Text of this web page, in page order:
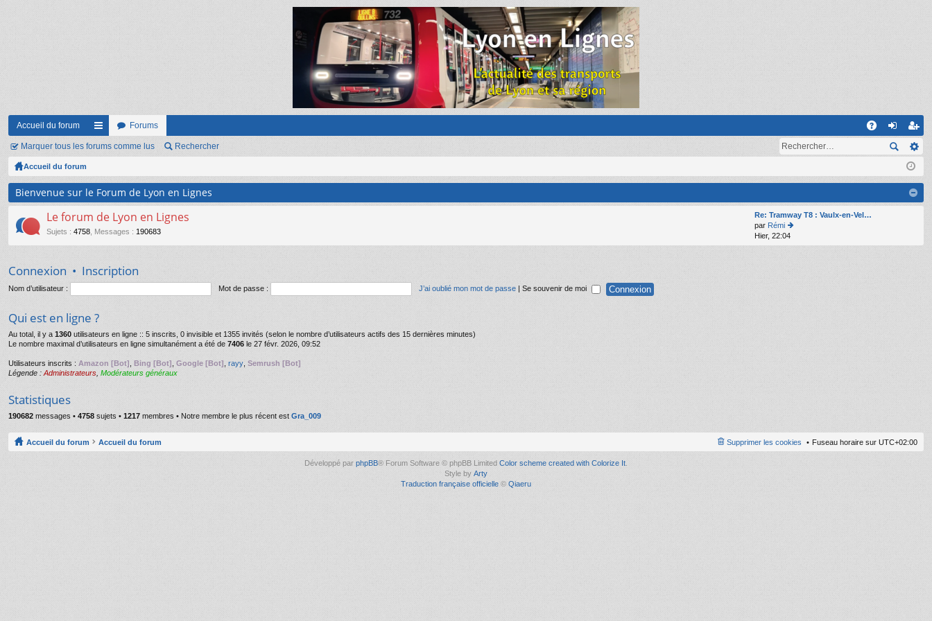
Accueil du forum
ac
ur
ci
s
Forums
on
on
ns
cri
pti
on
Marquer tous les forums comme lus Rechercher
Accueil du forum
Bienvenue sur le Forum de Lyon en Lignes
Le forum de Lyon en Lignes
Sujets : 4758 Messages : 190683
Re: Tramway T8 : Vaulx-en-Vel…
par Rémi
o
n
Hier, 22:04
Connexion • Inscription
Nom d’utilisateur : Mot de passe : J’ai oublié mon mot de passe | Se souvenir de moi
Qui est en ligne ?
Au total, il y a 1360 utilisateurs en ligne :: 5 inscrits, 0 invisible et 1355 invités (selon le nombre d’utilisateurs actifs des 15 dernières minutes)
Le nombre maximal d’utilisateurs en ligne simultanément a été de 7406 le 27 févr. 2026, 09:52
Utilisateurs inscrits : Amazon [Bot] Bing [Bot] Google [Bot] rayy Semrush [Bot]
Légende : Administrateurs Modérateurs généraux
Statistiques
190682 messages • 4758 sujets • 1217 membres • Notre membre le plus récent est Gra_009
Accueil du forum Accueil du forum Fuseau horaire sur UTC+02:00
Supprimer les cookies
Développé par phpBB® Forum Software © phpBB Limited Color scheme created with Colorize It
Style by Arty
Traduction française officielle © Qiaeru